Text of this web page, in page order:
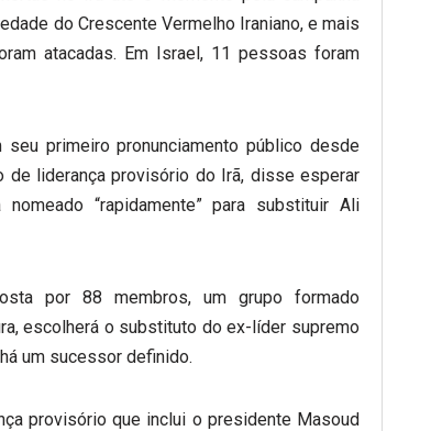
do Crescente Vermelho Iraniano, e mais
atacadas. Em Israel, 11 pessoas foram
primeiro pronunciamento público desde
de liderança provisório do Irã, disse esperar
“rapidamente” para substituir Ali
por 88 membros, um grupo formado
escolherá o substituto do ex-líder supremo
um sucessor definido.
provisório que inclui o presidente Masoud